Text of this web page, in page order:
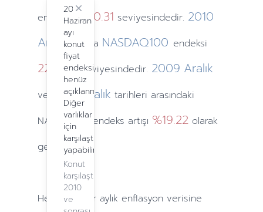
2024
Haziran
ayı
konut
fiyat
endeksi
henüz
açıklanmadı.
Diğer
varlıklar
için
karşılaştırma
yapabilirsiniz.
Konut
karşılaştırma,
2010
ve
Close
endeksi1860.31 seviyesindedir. 2010
Aralık ayında NASDAQ100 endeksi
2217.86seviyesindedir. 2009 Aralık
ve 2010 Aralık tarihleri arasındaki
NASDAQ100 endeks artışı %19.22olarak
gerçekleşti.
Hesaplamalar aylık enflasyon verisine